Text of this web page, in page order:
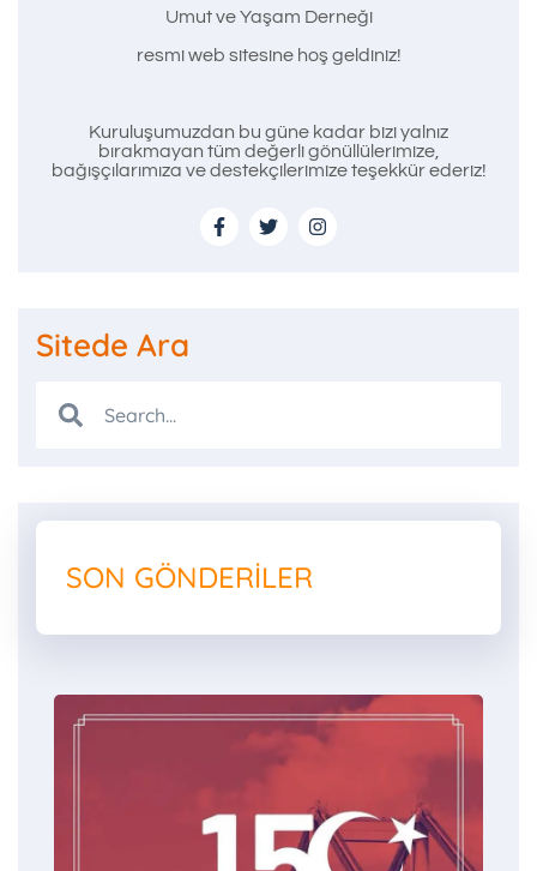
Umut ve Yaşam Derneği
resmi web sitesine hoş geldiniz!
Kuruluşumuzdan bu güne kadar bizi yalnız
bırakmayan tüm değerli gönüllülerimize,
bağışçılarımıza ve destekçilerimize teşekkür ederiz!
Sitede Ara
SON GÖNDERILER